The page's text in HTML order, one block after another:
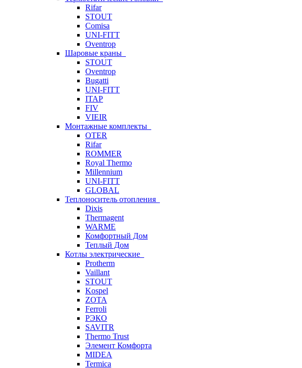
Rifar
STOUT
Comisa
UNI-FITT
Oventrop
Шаровые краны
STOUT
Oventrop
Bugatti
UNI-FITT
ITAP
FIV
VIEIR
Монтажные комплекты
OTER
Rifar
ROMMER
Royal Thermo
Millennium
UNI-FITT
GLOBAL
Теплоноситель отопления
Dixis
Thermagent
WARME
Комфортный Дом
Теплый Дом
Котлы электрические
Protherm
Vaillant
STOUT
Kospel
ZOTA
Ferroli
РЭКО
SAVITR
Thermo Trust
Элемент Комфорта
MIDEA
Termica